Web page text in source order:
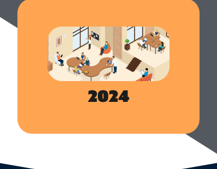
2024
Cette année est cruciale pour
Altagile !
L'introduction de nouveaux modules pour Softy et
Skeely tels que le onboarding ou la gestion des
compétences va apporter une réelle valeur ajoutée
aux solutions de la suite Altagile. Softy va également
s'étendre en dehors de la France avec le lancement
Open talento, Softy pourra soutenir les recruteurs
espagnols dans l'amélioration de leurs processus